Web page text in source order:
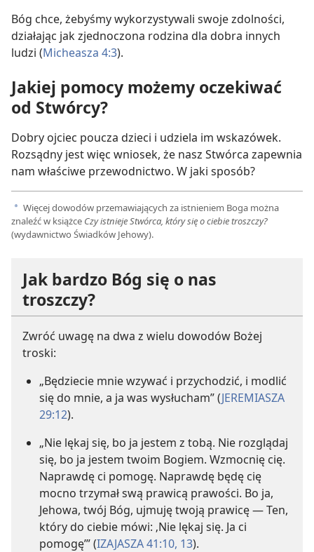
Bóg chce, żebyśmy wykorzystywali swoje zdolności,
działając jak zjednoczona rodzina dla dobra innych
ludzi (Micheasza 4:3).
Jakiej pomocy możemy oczekiwać
od Stwórcy?
Dobry ojciec poucza dzieci i udziela im wskazówek.
Rozsądny jest więc wniosek, że nasz Stwórca zapewnia
nam właściwe przewodnictwo. W jaki sposób?
a Więcej dowodów przemawiających za istnieniem Boga można
znaleźć w książce Czy istnieje Stwórca, który się o ciebie troszczy?
(wydawnictwo Świadków Jehowy).
Jak bardzo Bóg się o nas
troszczy?
Zwróć uwagę na dwa z wielu dowodów Bożej
troski:
„Będziecie mnie wzywać i przychodzić, i modlić
się do mnie, a ja was wysłucham” (JEREMIASZA
29:12).
„Nie lękaj się, bo ja jestem z tobą. Nie rozglądaj
się, bo ja jestem twoim Bogiem. Wzmocnię cię.
Naprawdę ci pomogę. Naprawdę będę cię
mocno trzymał swą prawicą prawości. Bo ja,
Jehowa, twój Bóg, ujmuję twoją prawicę — Ten,
który do ciebie mówi: ‚Nie lękaj się. Ja ci
pomogę’” (IZAJASZA 41:10, 13).